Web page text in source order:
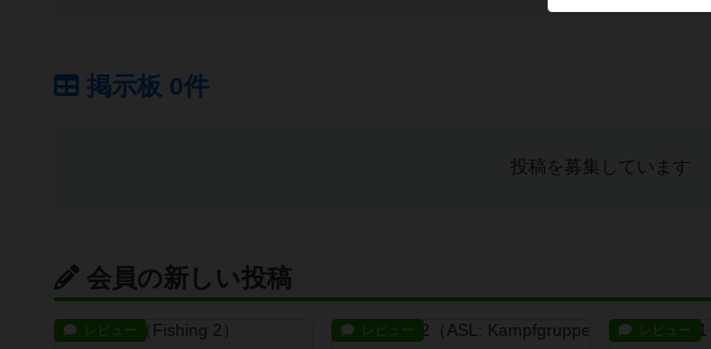
掲示板 0件
投稿を募集しています
会員の新しい投稿
レビュー レビュー レビュー